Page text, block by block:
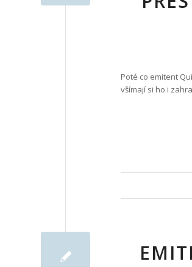
Poté co emitent
všímají si ho i